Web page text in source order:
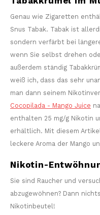
Genau wie Zigaretten
Snus Tabak. Tabak ist
sondern verfärbt bei
wenn Sie selbst drehen
außerdem ständig
weiß ich, dass das sehr
man dann seinem
Cocopilada - Mango Juice
enthalten 25 mg/g Nikotin
erhältlich. Mit diesem
leckere Aroma der Mango
Nikotin-
Sie sind Raucher und
abzugewöhnen? Dann
Nikotinbeutel!